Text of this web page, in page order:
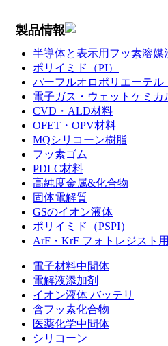
製品情報
半導体と表示用フッ素溶媒
ポリイミド（PI）
パーフルオロポリエーテル
電子ガス・ウェットケミカ
CVD・ALD材料
OFET・OPV材料
MQシリコーン樹脂
フッ素ゴム
PDLC材料
高純度金属&化合物
固体電解質
GSのイオン液体
ポリイミド（PSPI）
ArF・KrF フォトレジスト
電子材料中間体
電解液添加剤
イオン液体 バッテリ
含フッ素化合物
医薬化学中間体
シリコーン